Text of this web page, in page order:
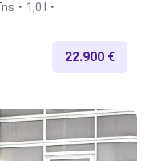
1,0 l
22.900 €